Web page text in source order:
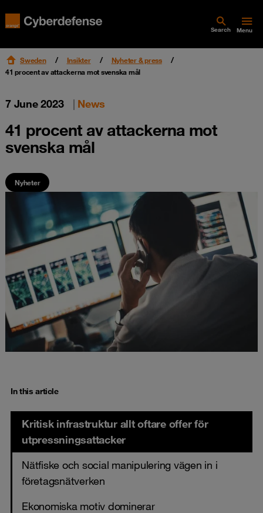
Search Menu
Sweden Insikter
Nyheter & press
41 procent av attackerna mot svenska mål
7 June 2023 | News
41 procent av attackerna mot
svenska mål
Nyheter
In this article
Kritisk infrastruktur allt oftare offer för
utpressningsattacker
Nätfiske och social manipulering vägen in i
företagsnätverken
Ekonomiska motiv dominerar